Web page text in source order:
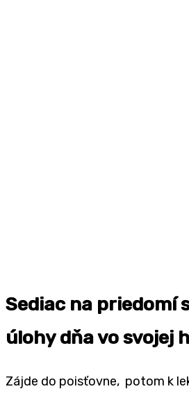
Sediac na priedomí
úlohy dňa vo svojej
Zájde do poisťovne, potom k